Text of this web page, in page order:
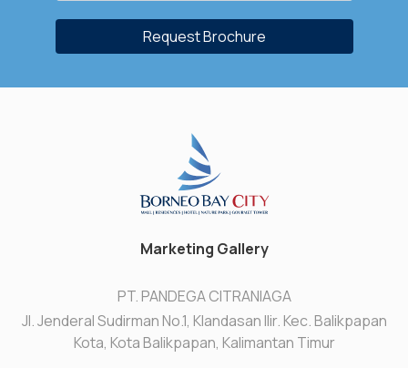
Request Brochure
Marketing Gallery
PT. PANDEGA CITRANIAGA
Jl. Jenderal Sudirman No.1, Klandasan Ilir. Kec. Balikpapan
Kota, Kota Balikpapan, Kalimantan Timur